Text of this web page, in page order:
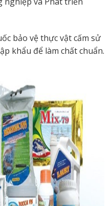
bảo vệ thực vật cấm sử
khẩu để làm chất chuẩn.